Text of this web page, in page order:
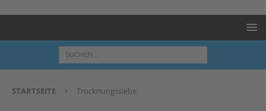
STARTSEITE Trocknungssiebe